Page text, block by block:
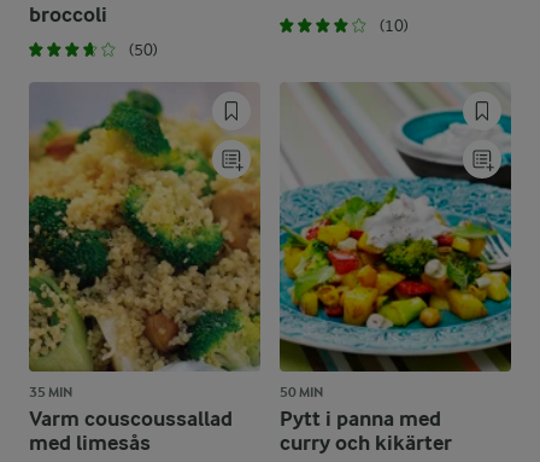
broccoli
(50)
(10)
35 MIN
Varm couscoussallad
med limesås
50 MIN
Pytt i panna med
curry och kikärter